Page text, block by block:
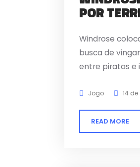
POR
Windrose
busca de
entre piratas e
Jogo 14
READ MORE